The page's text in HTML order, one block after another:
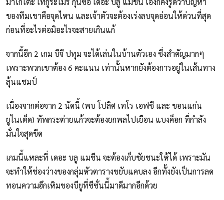
ของทีมเขาคือจุดไหน และเจ้าตัวจะต้องเร่งลบจุดอ่อนให้ด่วนที่สุด
ก่อนที่อะไรต่อมิอะไรจะสายเกินแก้
จากนี้อีก 2 เกม บีจี ปทุม จะได้เล่นในบ้านตัวเอง ซึ่งสำคัญมากๆ
เพราะพวกเขาต้อง 6 คะแนน เท่านั้นหากยังต้องการอยู่ในเส้นทาง
ลุ้นแชมป์
เนื่องจากต่อจาก 2 นัดนี้ (พบ โปลิศ เทโร เอฟซี และ ขอนแก่น
ยูไนเต็ด) ทัพกระต่ายแก้วจะต้องยกพลไปเยือน แบงค็อก ที่กำลัง
มั่นใจสุดขีด
เกมนี้แหละที่ เดอะ บลู แมชีน จะต้องเก็บชัยชนะให้ได้ เพราะมัน
จะทำให้ช่องว่างของกลุ่มหัวตารางขยับแคบลง อีกทั้งยังเป็นการลด
ทอนความฮึกเหิมของบียูที่ซีซั่นนี้มาดีมากอีกด้วย